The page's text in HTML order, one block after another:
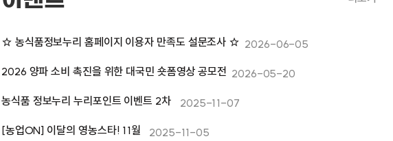
☆ 농식품정보누리 홈페이지 이용자 만족도 설문조사 ☆ 2026-06-05
2026 양파 소비 촉진을 위한 대국민 숏폼영상 공모전 2026-05-20
농식품 정보누리 누리포인트 이벤트 2차
2025-11-07
[농업ON] 이달의 영농스타! 11월
2025-11-05